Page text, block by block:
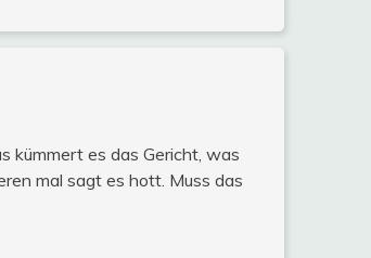
kümmert es das Gericht, was
mal sagt es hott. Muss das